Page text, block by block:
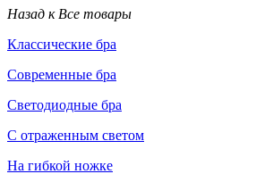
Назад к Все товары
Классические бра
Современные бра
Светодиодные бра
С отраженным светом
На гибкой ножке